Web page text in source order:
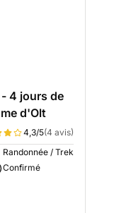
4 jours de
d'Olt
4,3/5(4 avis)
Randonnée / Trek
Confirmé